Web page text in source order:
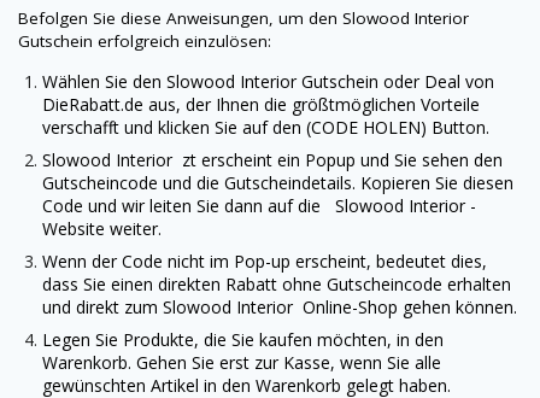
Befolgen Sie diese Anweisungen, um den Slowood Interior
Gutschein erfolgreich einzulösen:
Wählen Sie den Slowood InteriorGutschein oder Deal von
DieRabatt.de aus, der Ihnen die größtmöglichen Vorteile
verschafft und klicken Sie auf den (CODE HOLEN) Button.
Slowood Interior zt erscheint ein Popup und Sie sehen den
Gutscheincode und die Gutscheindetails. Kopieren Sie diesen
Code und wir leiten Sie dann auf die Slowood Interior -
Website weiter.
Wenn der Code nicht im Pop-up erscheint, bedeutet dies,
dass Sie einen direkten Rabatt ohne Gutscheincode erhalten
und direkt zum Slowood Interior Online-Shop gehen können.
Legen Sie Produkte, die Sie kaufen möchten, in den
Warenkorb. Gehen Sie erst zur Kasse, wenn Sie alle
gewünschten Artikel in den Warenkorb gelegt haben.